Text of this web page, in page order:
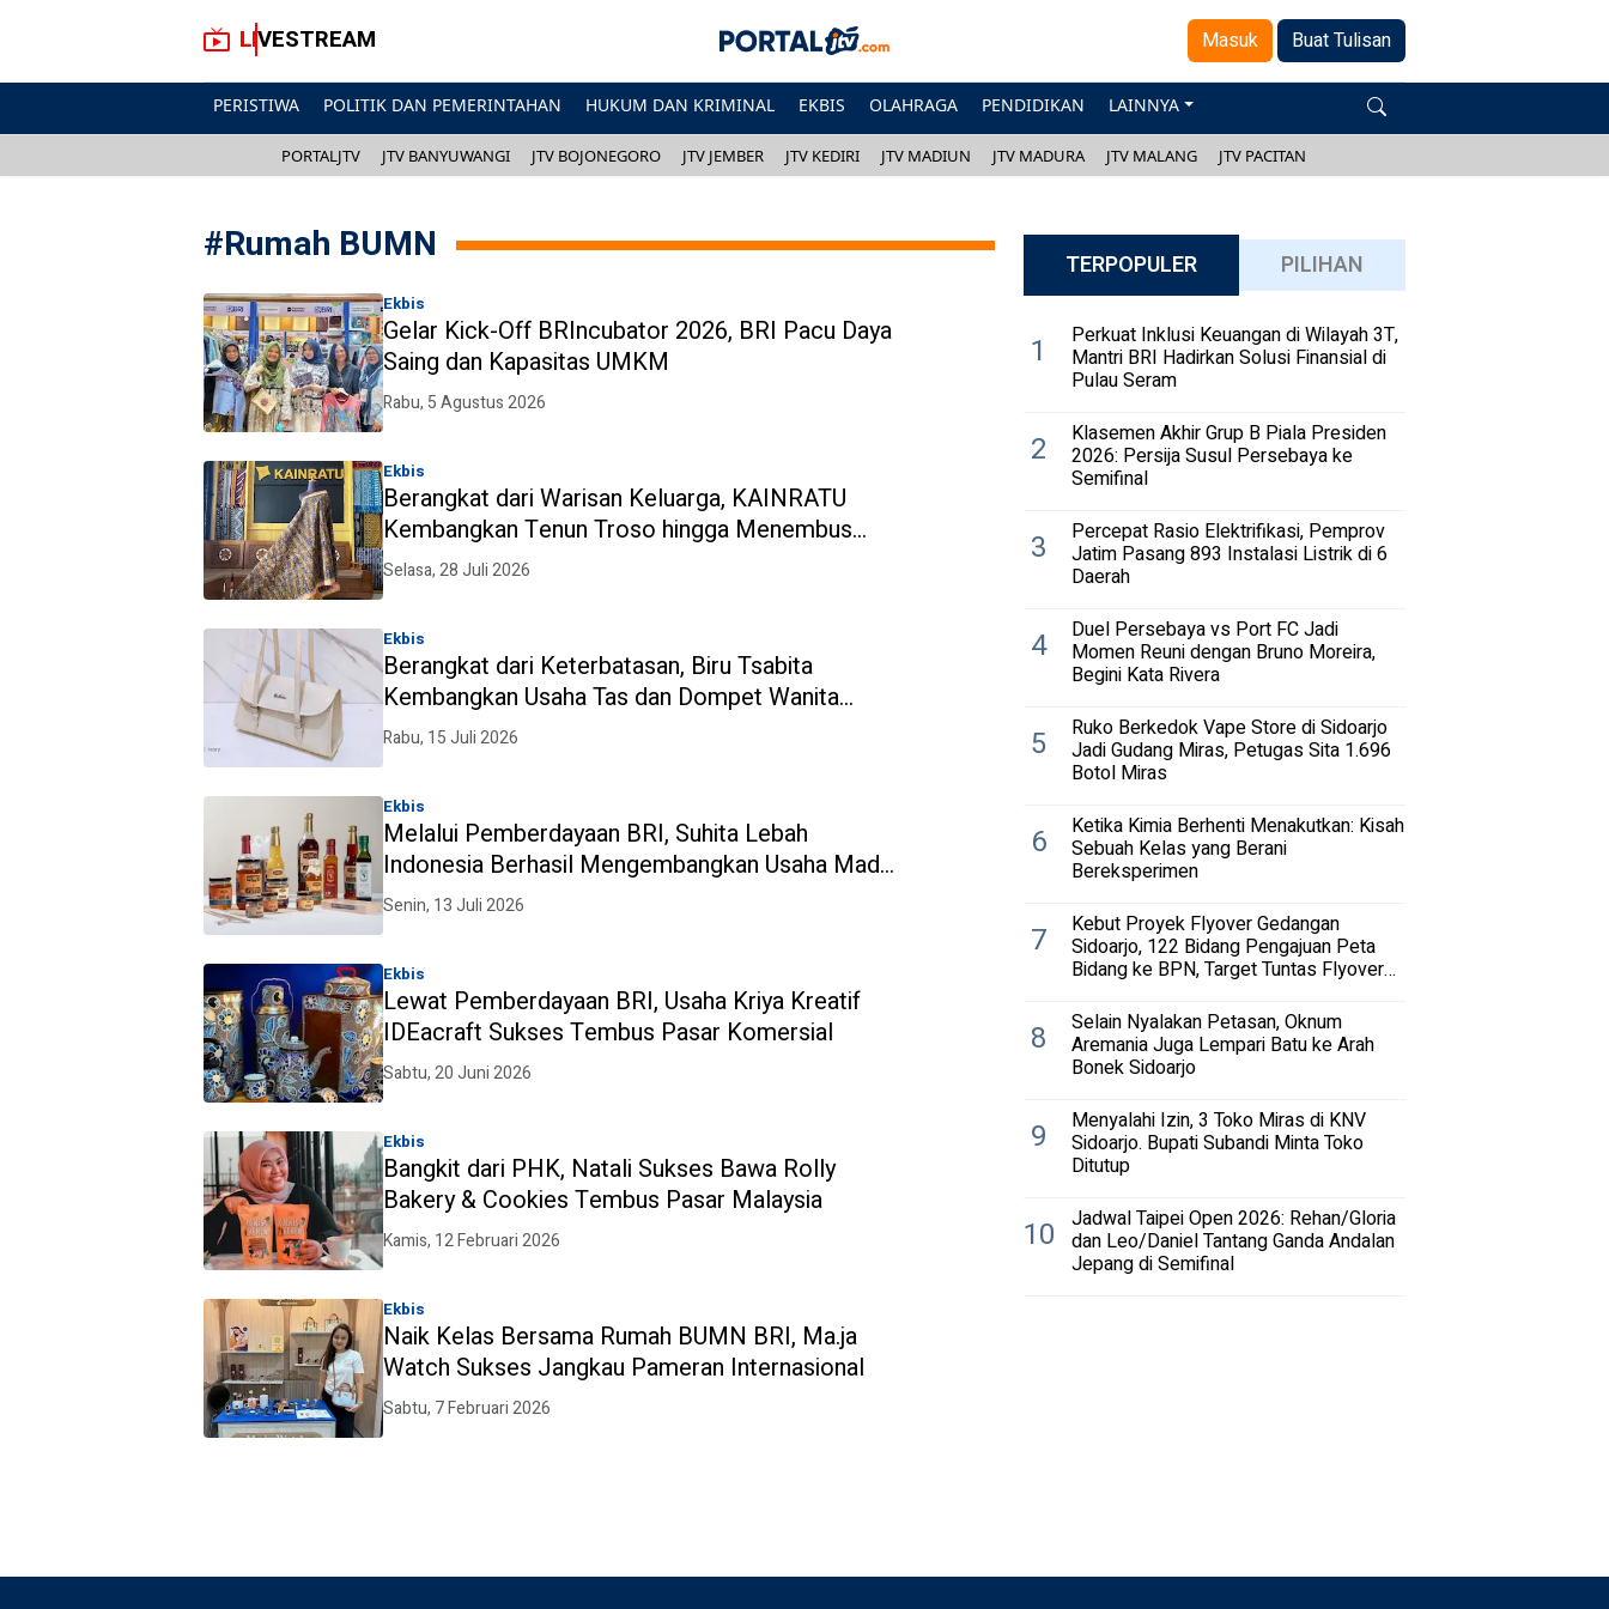
LIVESTREAM Masuk Buat Tulisan
PERISTIWA POLITIK DAN PEMERINTAHAN HUKUM DAN KRIMINAL EKBIS OLAHRAGA PENDIDIKAN LAINNYA
PORTALJTV JTV BANYUWANGI JTV BOJONEGORO JTV JEMBER JTV KEDIRI JTV MADIUN JTV MADURA JTV MALANG JTV PACITAN
#Rumah BUMN
Ekbis
Gelar Kick-Off BRIncubator 2026, BRI Pacu Daya
Saing dan Kapasitas UMKM
Rabu, 5 Agustus 2026
Ekbis
Berangkat dari Warisan Keluarga, KAINRATU
Kembangkan Tenun Troso hingga Menembus
Pasar Global Berkat Pemberdayaan Rumah
Selasa, 28 Juli 2026
Ekbis
Berangkat dari Keterbatasan, Biru Tsabita
Kembangkan Usaha Tas dan Dompet Wanita
Bersama Pemberdayaan BRI
Rabu, 15 Juli 2026
Ekbis
Melalui Pemberdayaan BRI, Suhita Lebah
Indonesia Berhasil Mengembangkan Usaha Madu
Berkelanjutan Berbasis Komunitas
Senin, 13 Juli 2026
Ekbis
Lewat Pemberdayaan BRI, Usaha Kriya Kreatif
IDEacraft Sukses Tembus Pasar Komersial
Sabtu, 20 Juni 2026
Ekbis
Bangkit dari PHK, Natali Sukses Bawa Rolly
Bakery & Cookies Tembus Pasar Malaysia
Kamis, 12 Februari 2026
Ekbis
Naik Kelas Bersama Rumah BUMN BRI, Ma.ja
Watch Sukses Jangkau Pameran Internasional
Sabtu, 7 Februari 2026
TERPOPULER PILIHAN
1 Perkuat Inklusi Keuangan di Wilayah 3T,
Mantri BRI Hadirkan Solusi Finansial di
Pulau Seram
2 Klasemen Akhir Grup B Piala Presiden
2026: Persija Susul Persebaya ke
Semifinal
3 Percepat Rasio Elektrifikasi, Pemprov
Jatim Pasang 893 Instalasi Listrik di 6
Daerah
4 Duel Persebaya vs Port FC Jadi
Momen Reuni dengan Bruno Moreira,
Begini Kata Rivera
5 Ruko Berkedok Vape Store di Sidoarjo
Jadi Gudang Miras, Petugas Sita 1.696
Botol Miras
6 Ketika Kimia Berhenti Menakutkan: Kisah
Sebuah Kelas yang Berani
Bereksperimen
7 Kebut Proyek Flyover Gedangan
Sidoarjo, 122 Bidang Pengajuan Peta
Bidang ke BPN, Target Tuntas Flyover
8 Selain Nyalakan Petasan, Oknum
Aremania Juga Lempari Batu ke Arah
Bonek Sidoarjo
9 Menyalahi Izin, 3 Toko Miras di KNV
Sidoarjo. Bupati Subandi Minta Toko
Ditutup
10 Jadwal Taipei Open 2026: Rehan/Gloria
dan Leo/Daniel Tantang Ganda Andalan
Jepang di Semifinal